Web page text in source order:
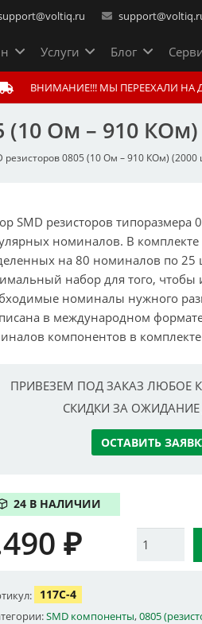
Услуги Блог
ВНИМАНИЕ!!! МЫ ПЕРЕЕХАЛИ НА
(10 Ом – 910
резисторов 0805 (10 Ом – 910 КОм)
SMD резисторов типоразмера
номиналов. В
на 80 номиналов по 25
набор для того, чтобы
номиналы нужного
в международном
компонентов в комплекте
ПРИВЕЗЕМ ПОД ЗАКАЗ ЛЮБОЕ
СКИДКИ ЗА ОЖИДАНИЕ
ОСТАВИТЬ
24 В НАЛИЧИИ
Количество
₽
117C-4
SMD компоненты,0805